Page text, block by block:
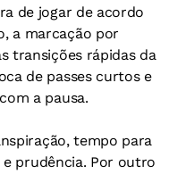
de jogar de acordo
a marcação por
transições rápidas da
de passes curtos e
a pausa.
tempo para
prudência. Por outro